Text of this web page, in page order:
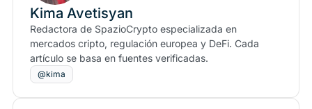
Kima Avetisyan
Redactora de SpazioCrypto especializada en
mercados cripto, regulación europea y DeFi. Cada
artículo se basa en fuentes verificadas.
@kima